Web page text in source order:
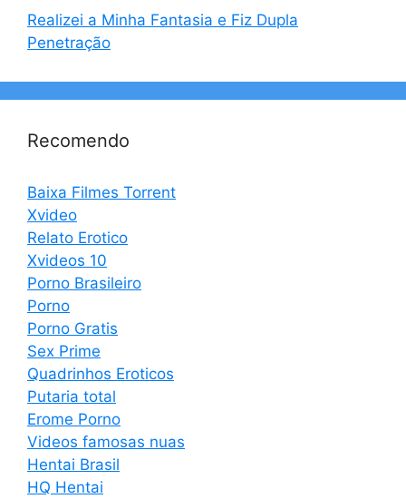
Realizei a Minha Fantasia e Fiz Dupla
Penetração
Recomendo
Baixa Filmes Torrent
Xvideo
Relato Erotico
Xvideos 10
Porno Brasileiro
Porno
Porno Gratis
Sex Prime
Quadrinhos Eroticos
Putaria total
Erome Porno
Videos famosas nuas
Hentai Brasil
HQ Hentai